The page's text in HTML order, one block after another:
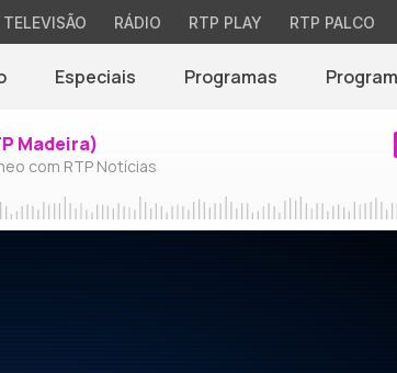
TELEVISÃO RÁDIO RTP PLAY RTP PALCO
Especiais Programas
Madeira)
com RTP Notícias